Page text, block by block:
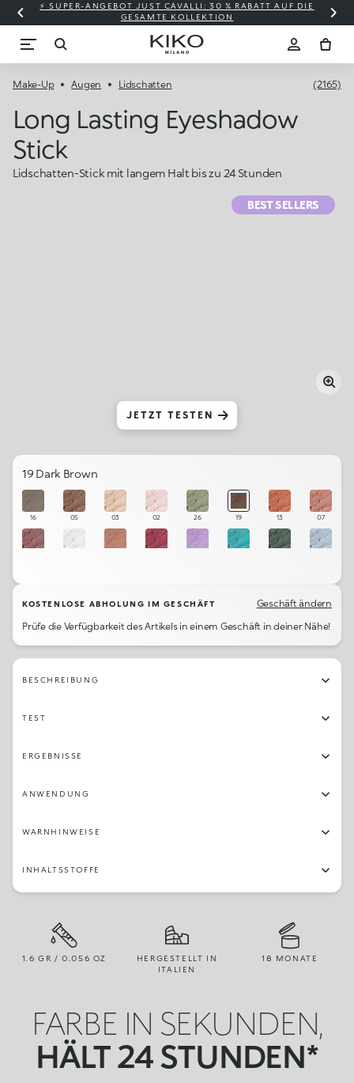
⚡ SUPER-ANGEBOT JUST CAVALLI: 30 % RABATT AUF DIE
GESAMTE KOLLEKTION
Make-Up Augen Lidschatten (2165)
Long Lasting Eyeshadow
Stick
Lidschatten-Stick mit langem Halt bis zu 24 Stunden
BEST SELLERS
JETZT TESTEN
19 Dark Brown
16 05 03 02 26 19 13 07
KOSTENLOSE ABHOLUNG IM GESCHÄFT
Geschäft ändern
Prüfe die Verfügbarkeit des Artikels in einem Geschäft in deiner Nähe!
BESCHREIBUNG
TEST
ERGEBNISSE
ANWENDUNG
WARNHINWEISE
INHALTSSTOFFE
1.6 GR / 0.056 OZ
HERGESTELLT IN
ITALIEN
18 MONATE
FARBE IN SEKUNDEN,
HÄLT 24 STUNDEN*